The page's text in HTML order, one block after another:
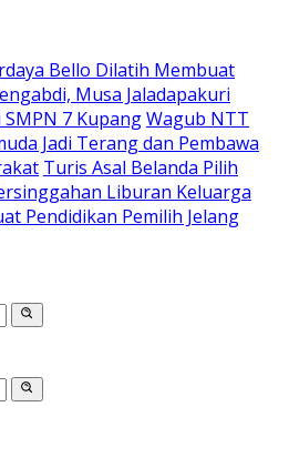
Bello Dilatih Membuat
Musa Jaladapakuri
7 KupangWagub NTT
Jadi Terang dan Pembawa
Turis Asal Belanda Pilih
Liburan Keluarga
Pendidikan Pemilih Jelang